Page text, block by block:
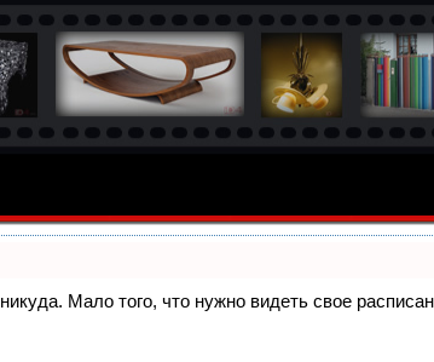
Мало того, что нужно видеть свое